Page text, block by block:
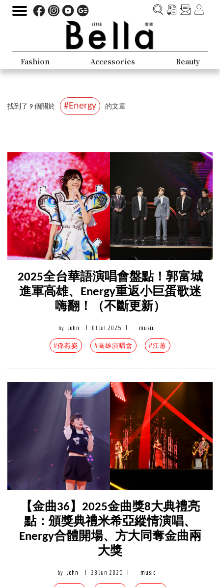
Fashion Accessories Beauty
找到了 9 個關於 #Energy 的文章
2025全台華語演唱會盤點！郭富城
進軍高雄、Energy重返小巨蛋歌迷
嗨翻！（不斷更新）
by John 01 Jul 2025 music
#孫燕姿 #高雄演唱會 #江蕙
【金曲36】2025金曲獎8大典禮亮
點：頒獎典禮米希亞縱情演唱、
Energy合體開場、方大同奪金曲兩
大獎
by John 28 Jun 2025 music